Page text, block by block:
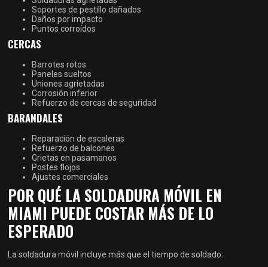
Soportes de pestillo dañados
Daños por impacto
Puntos corroídos
CERCAS
Barrotes rotos
Paneles sueltos
Uniones agrietadas
Corrosión inferior
Refuerzo de cercas de seguridad
BARANDALES
Reparación de escaleras
Refuerzo de balcones
Grietas en pasamanos
Postes flojos
Ajustes comerciales
POR QUÉ LA SOLDADURA MÓVIL EN
MIAMI PUEDE COSTAR MÁS DE LO
ESPERADO
La soldadura móvil incluye más que el tiempo de soldado: